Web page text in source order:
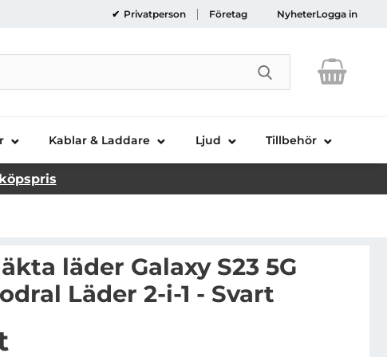
Privatperson Företag NyheterLogga in
Genomför
Kablar & Laddare Ljud Tillbehör
läder Galaxy S23 5G
Läder 2-i-1 - Svart